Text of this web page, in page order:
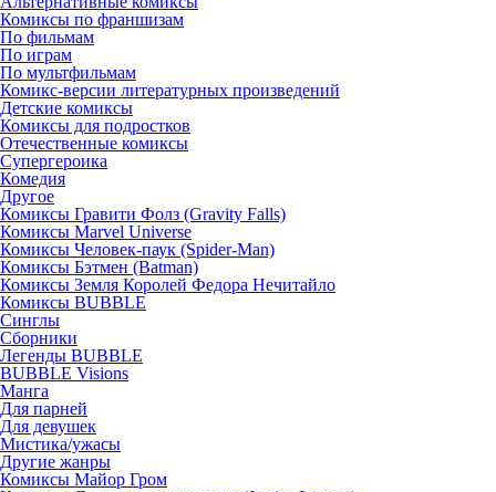
Комиксы по франшизам
По фильмам
По играм
По мультфильмам
Комикс-версии литературных произведений
Детские комиксы
Комиксы для подростков
Отечественные комиксы
Супергероика
Комедия
Другое
Комиксы Гравити Фолз (Gravity Falls)
Комиксы Marvel Universe
Комиксы Человек-паук (Spider-Man)
Комиксы Бэтмен (Batman)
Комиксы Земля Королей Федора Нечитайло
Комиксы BUBBLE
Синглы
Сборники
Легенды BUBBLE
BUBBLE Visions
Манга
Для парней
Для девушек
Мистика/ужасы
Другие жанры
Комиксы Майор Гром